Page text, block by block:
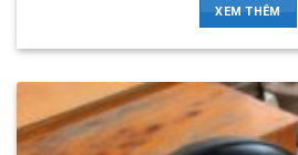
XEM THÊM